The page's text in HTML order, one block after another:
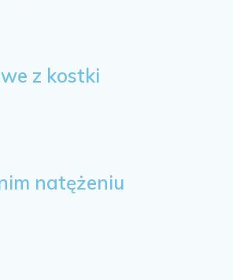
z kostki
natężeniu